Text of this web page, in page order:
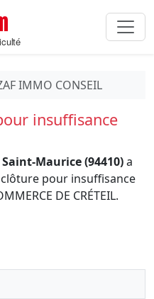
IMMO CONSEIL
insuffisance
Saint-Maurice (94410)a
pour insuffisance
DE CRÉTEIL.